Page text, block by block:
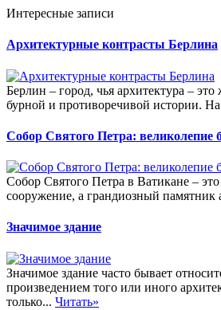
Интересные записи
Архитектурные контрасты Берлина
Берлин – город, чья архитектура –
бурной и противоречивой истории. На
Собор Святого Петра: великолепие
Собор Святого Петра в Ватикане –
сооружение, а грандиозный памятник
Значимое здание
Значимое здание часто бывает
произведением того или иного
только... Читать»